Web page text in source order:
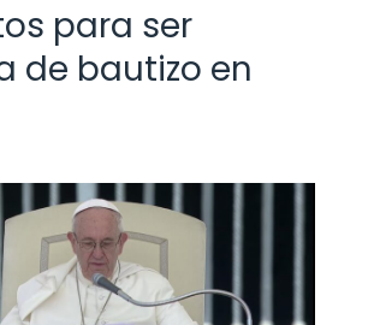
para ser
de bautizo en